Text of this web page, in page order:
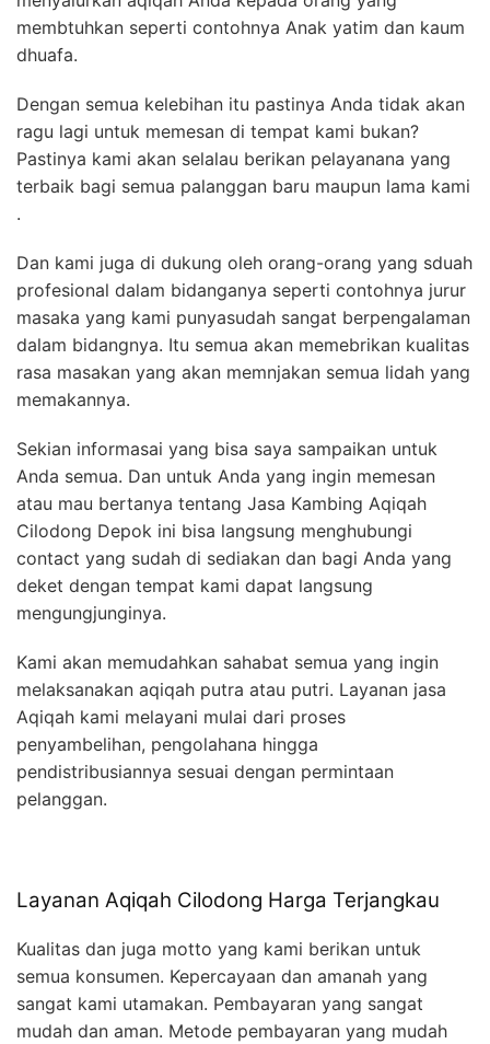
membtuhkan seperti contohnya Anak yatim dan kaum
dhuafa.
Dengan semua kelebihan itu pastinya Anda tidak akan
ragu lagi untuk memesan di tempat kami bukan?
Pastinya kami akan selalau berikan pelayanana yang
terbaik bagi semua palanggan baru maupun lama kami
.
Dan kami juga di dukung oleh orang-orang yang sduah
profesional dalam bidanganya seperti contohnya jurur
masaka yang kami punyasudah sangat berpengalaman
dalam bidangnya. Itu semua akan memebrikan kualitas
rasa masakan yang akan memnjakan semua lidah yang
memakannya.
Sekian informasai yang bisa saya sampaikan untuk
Anda semua. Dan untuk Anda yang ingin memesan
atau mau bertanya tentang Jasa Kambing Aqiqah
Cilodong Depok ini bisa langsung menghubungi
contact yang sudah di sediakan dan bagi Anda yang
deket dengan tempat kami dapat langsung
mengungjunginya.
Kami akan memudahkan sahabat semua yang ingin
melaksanakan aqiqah putra atau putri. Layanan jasa
Aqiqah kami melayani mulai dari proses
penyambelihan, pengolahana hingga
pendistribusiannya sesuai dengan permintaan
pelanggan.
Layanan Aqiqah Cilodong Harga Terjangkau
Kualitas dan juga motto yang kami berikan untuk
semua konsumen. Kepercayaan dan amanah yang
sangat kami utamakan. Pembayaran yang sangat
mudah dan aman. Metode pembayaran yang mudah